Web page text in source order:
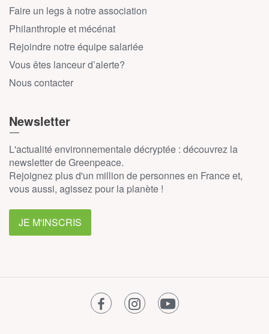
Faire un legs à notre association
Philanthropie et mécénat
Rejoindre notre équipe salariée
Vous êtes lanceur d’alerte?
Nous contacter
Newsletter
L'actualité environnementale décryptée : découvrez la
newsletter de Greenpeace.
Rejoignez plus d'un million de personnes en France et,
vous aussi, agissez pour la planète !
JE M'INSCRIS
facebookinstagramyoutube